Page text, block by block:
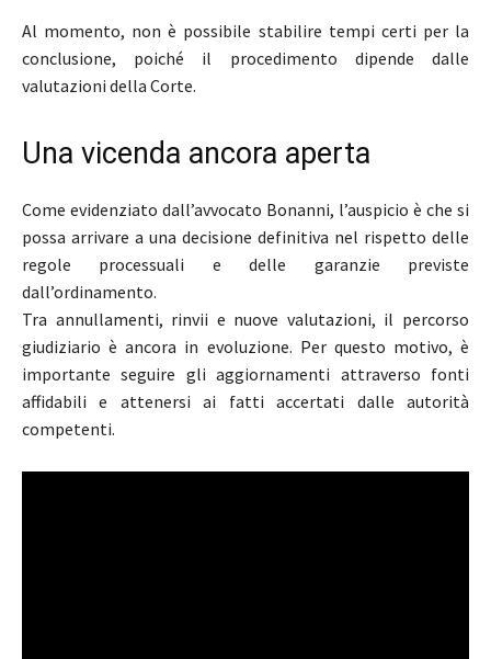
Al momento, non è possibile stabilire tempi certi per la
conclusione, poiché il procedimento dipende dalle
valutazioni della Corte.
Una vicenda ancora aperta
Come evidenziato dall’avvocato Bonanni, l’auspicio è che si
possa arrivare a una decisione definitiva nel rispetto delle
regole processuali e delle garanzie previste
dall’ordinamento.
Tra annullamenti, rinvii e nuove valutazioni, il percorso
giudiziario è ancora in evoluzione. Per questo motivo, è
importante seguire gli aggiornamenti attraverso fonti
affidabili e attenersi ai fatti accertati dalle autorità
competenti.